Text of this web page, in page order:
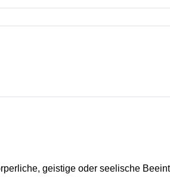
geistige oder seelische